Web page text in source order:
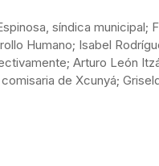
síndica municipal;
Humano; Isabel
Arturo León
de Xcunyá;